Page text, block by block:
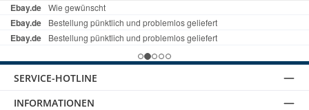
SERVICE-HOTLINE
INFORMATIONEN